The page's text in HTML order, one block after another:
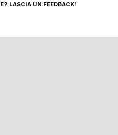
LASCIA UN FEEDBACK!